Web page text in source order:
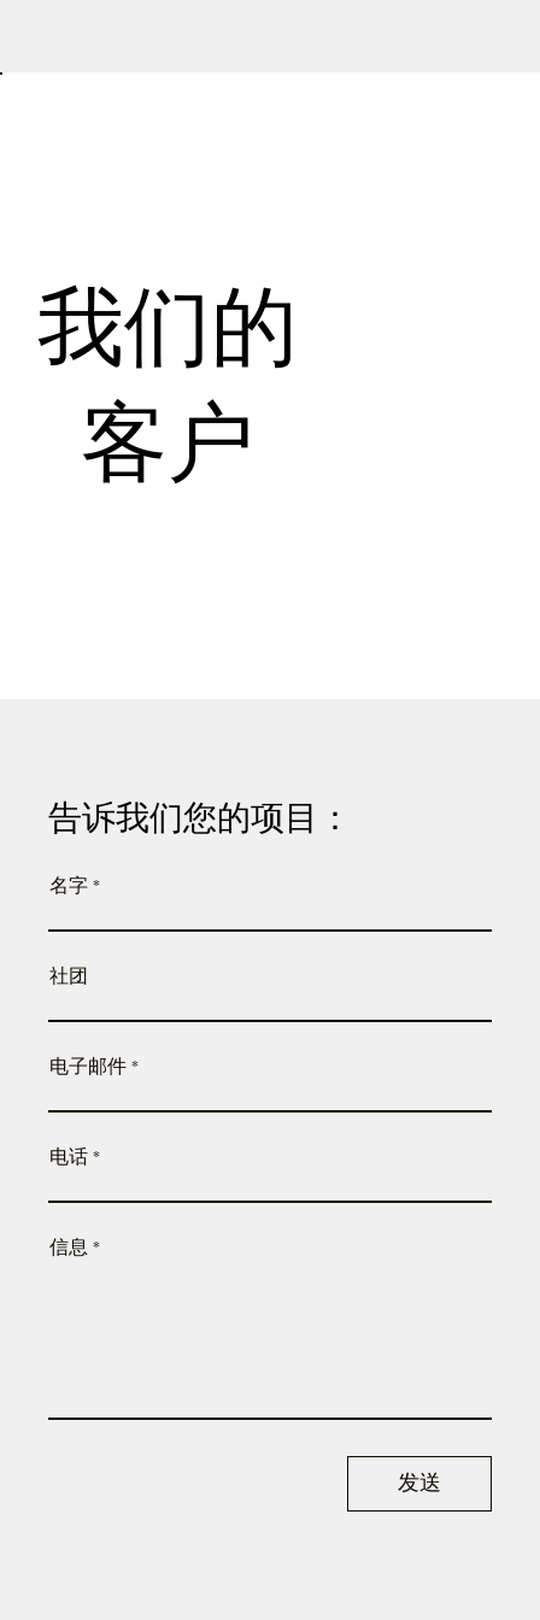
告诉我们您的项目：
名字
社团
电子邮件
电话
信息
发送
我们的
客户